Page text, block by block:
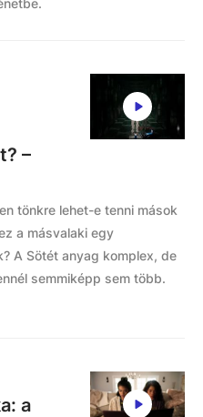
–
tönkre lehet-e tenni mások
a másvalaki egy
A Sötét anyag komplex, de
semmiképp sem több.
a